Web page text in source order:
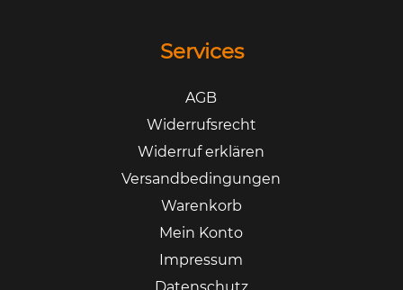
Services
AGB
Widerrufsrecht
Widerruf erklären
Versandbedingungen
Warenkorb
Mein Konto
Impressum